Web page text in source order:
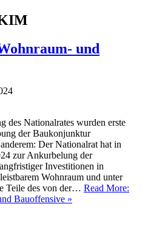
und
des Nationalrates wurden erste
der Baukonjunktur
Der Nationalrat hat in
zur Ankurbelung der
Investitionen in
Wohnraum und unter
Teile des von der… Read More:
Bauoffensive »